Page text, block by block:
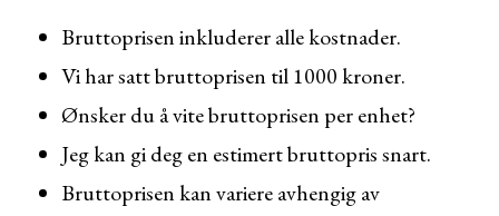
Bruttoprisen inkluderer alle kostnader.
Vi har satt bruttoprisen til 1000 kroner.
Ønsker du å vite bruttoprisen per enhet?
Jeg kan gi deg en estimert bruttopris snart.
Bruttoprisen kan variere avhengig av